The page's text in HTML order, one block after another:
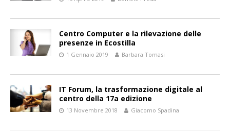
Centro Computer e la rilevazione delle
presenze in Ecostilla
1 Gennaio 2019 Barbara Tomasi
IT Forum, la trasformazione digitale al
centro della 17a edizione
13 Novembre 2018 Giacomo Spadina